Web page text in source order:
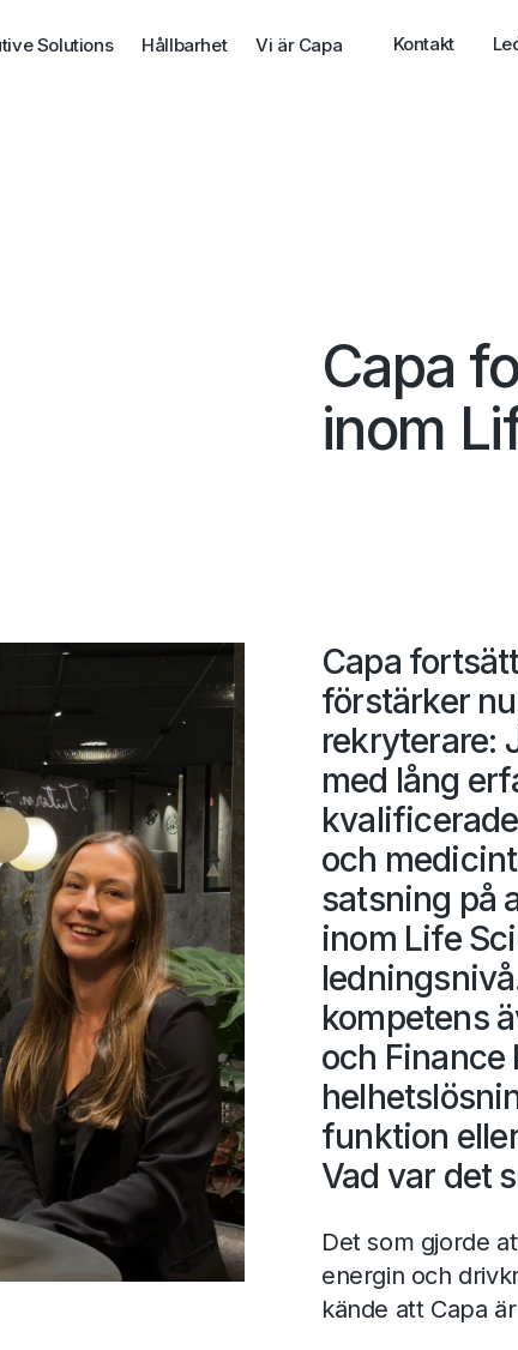
Solutions Hållbarhet Vi är Capa Kontakt
Capa
inom
Capa
förstärker
rekryterare:
med lång
och
satsning på
inom Life
kompetens
och Finance
funktion
Vad var det
Det som gjorde
energin och
kände att Capa